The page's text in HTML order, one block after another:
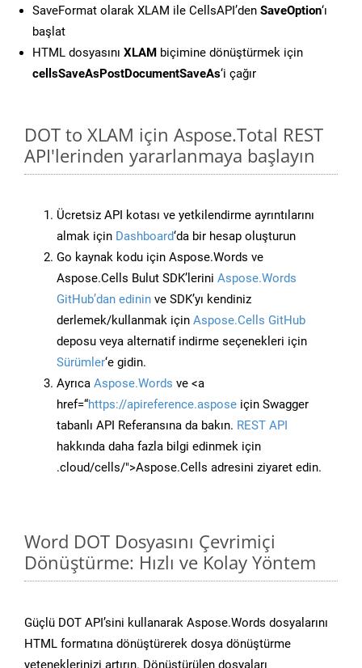
SaveFormat olarak XLAM ile CellsAPI’den SaveOption‘ı
başlat
HTML dosyasını XLAM biçimine dönüştürmek için
cellsSaveAsPostDocumentSaveAs‘i çağır
DOT to XLAM için Aspose.Total REST
API'lerinden yararlanmaya başlayın
Ücretsiz API kotası ve yetkilendirme ayrıntılarını
almak için Dashboard‘da bir hesap oluşturun
Go kaynak kodu için Aspose.Words ve
Aspose.Cells Bulut SDK’lerini Aspose.Words
GitHub’dan edinin ve SDK’yı kendiniz
derlemek/kullanmak için Aspose.Cells GitHub
deposu veya alternatif indirme seçenekleri için
Sürümler‘e gidin.
Ayrıca Aspose.Words ve <a
href=“https://apireference.aspose için Swagger
tabanlı API Referansına da bakın. REST API
hakkında daha fazla bilgi edinmek için
.cloud/cells/">Aspose.Cells adresini ziyaret edin.
Word DOT Dosyasını Çevrimiçi
Dönüştürme: Hızlı ve Kolay Yöntem
Güçlü DOT API’sini kullanarak Aspose.Words dosyalarını
HTML formatına dönüştürerek dosya dönüştürme
yeteneklerinizi artırın. Dönüştürülen dosyaları